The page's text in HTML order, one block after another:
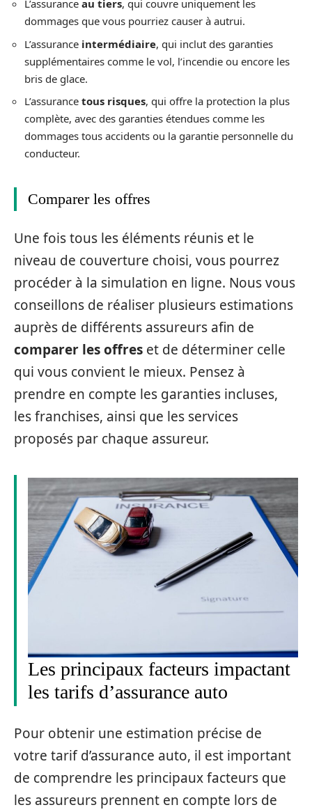
L’assurance au tiers, qui couvre uniquement les
dommages que vous pourriez causer à autrui.
L’assurance intermédiaire, qui inclut des garanties
supplémentaires comme le vol, l’incendie ou encore les
bris de glace.
L’assurance tous risques, qui offre la protection la plus
complète, avec des garanties étendues comme les
dommages tous accidents ou la garantie personnelle du
conducteur.
Comparer les offres
Une fois tous les éléments réunis et le
niveau de couverture choisi, vous pourrez
procéder à la simulation en ligne. Nous vous
conseillons de réaliser plusieurs estimations
auprès de différents assureurs afin de
comparer les offres et de déterminer celle
qui vous convient le mieux. Pensez à
prendre en compte les garanties incluses,
les franchises, ainsi que les services
proposés par chaque assureur.
Les principaux facteurs impactant
les tarifs d’assurance auto
Pour obtenir une estimation précise de
votre tarif d’assurance auto, il est important
de comprendre les principaux facteurs que
les assureurs prennent en compte lors de